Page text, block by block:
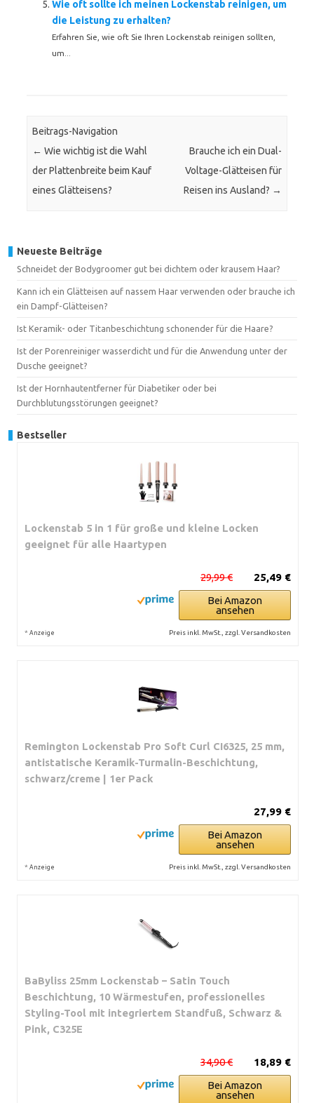
Wie oft sollte ich meinen Lockenstab reinigen, um
die Leistung zu erhalten?
Erfahren Sie, wie oft Sie Ihren Lockenstab reinigen sollten,
um...
Beitrags-Navigation
← Wie wichtig ist die Wahl
der Plattenbreite beim Kauf
eines Glätteisens?
Brauche ich ein Dual-
Voltage-Glätteisen für
Reisen ins Ausland? →
Neueste Beiträge
Schneidet der Bodygroomer gut bei dichtem oder krausem Haar?
Kann ich ein Glätteisen auf nassem Haar verwenden oder brauche ich
ein Dampf-Glätteisen?
Ist Keramik- oder Titanbeschichtung schonender für die Haare?
Ist der Porenreiniger wasserdicht und für die Anwendung unter der
Dusche geeignet?
Ist der Hornhautentferner für Diabetiker oder bei
Durchblutungsstörungen geeignet?
Bestseller
Lockenstab 5 in 1 für große und kleine Locken
geeignet für alle Haartypen
25,49 €
29,99 €
Bei Amazon
ansehen
* Anzeige Preis inkl. MwSt., zzgl. Versandkosten
Remington Lockenstab Pro Soft Curl CI6325, 25 mm,
antistatische Keramik-Turmalin-Beschichtung,
schwarz/creme | 1er Pack
27,99 €
Bei Amazon
ansehen
* Anzeige Preis inkl. MwSt., zzgl. Versandkosten
BaByliss 25mm Lockenstab – Satin Touch
Beschichtung, 10 Wärmestufen, professionelles
Styling-Tool mit integriertem Standfuß, Schwarz &
Pink, C325E
18,89 €
34,90 €
Bei Amazon
ansehen